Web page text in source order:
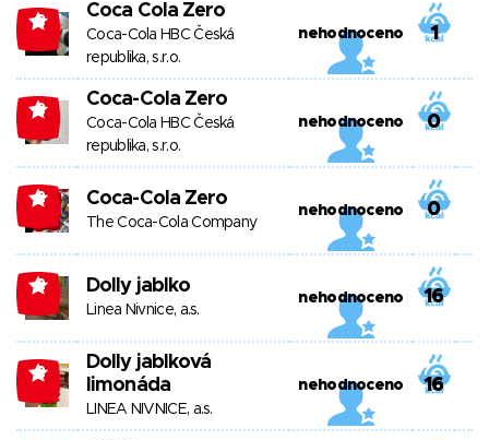
-2 Coca Cola Zero
Coca-Cola HBC Česká
republika, s.r.o.
nehodnoceno 1
-2 Coca-Cola Zero
Coca-Cola HBC Česká
republika, s.r.o.
nehodnoceno 0
-2 Coca-Cola Zero
The Coca-Cola Company
nehodnoceno 0
-2 Dolly jablko
Linea Nivnice, a.s.
nehodnoceno 16
-2
Dolly jablková
limonáda
LINEA NIVNICE, a.s.
nehodnoceno 16